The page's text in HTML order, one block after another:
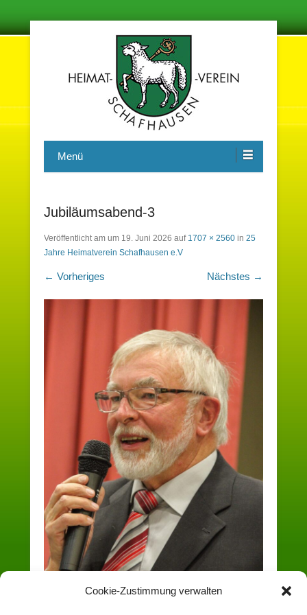
Cookie-Zustimmung verwalten
Heimatverein Schafhausen e.V.
Menü
Jubiläumsabend-3
Veröffentlicht am um 19. Juni 2026 auf 1707 × 2560 in 25
Jahre Heimatverein Schafhausen e.V
← Vorheriges Nächstes →